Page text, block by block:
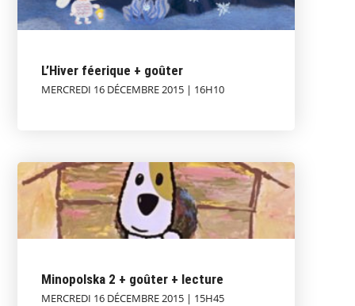
L’Hiver féerique + goûter
MERCREDI 16 DÉCEMBRE 2015 | 16H10
Minopolska 2 + goûter + lecture
MERCREDI 16 DÉCEMBRE 2015 | 15H45